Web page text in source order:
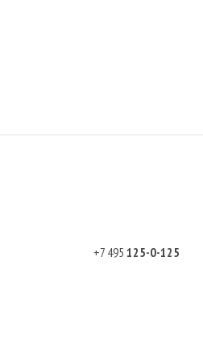
+7 495 125-0-125